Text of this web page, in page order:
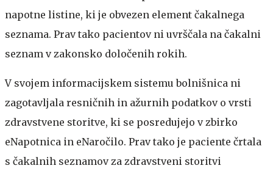
napotne listine, ki je obvezen element čakalnega
seznama. Prav tako pacientov ni uvrščala na čakalni
seznam v zakonsko določenih rokih.
V svojem informacijskem sistemu bolnišnica ni
zagotavljala resničnih in ažurnih podatkov o vrsti
zdravstvene storitve, ki se posredujejo v zbirko
eNapotnica in eNaročilo. Prav tako je paciente črtala
s čakalnih seznamov za zdravstveni storitvi